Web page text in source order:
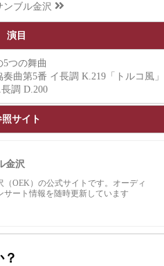
ンブル金沢
演目
つの舞曲
曲第5番 イ長調 K.219「トルコ風」
長調 D.200
照サイト
金沢
OEK）の公式サイトです。オーディ
サート情報を随時更新しています